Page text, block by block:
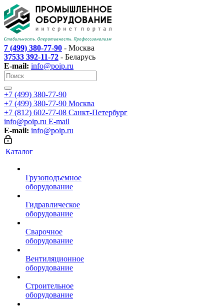
7 (499) 380-77-90 - Москва
37533 392-11-72 - Беларусь
E-mail: info@poip.ru
+7 (499) 380-77-90
+7 (499) 380-77-90 Москва
+7 (812) 602-77-08 Санкт-Петербург
info@poip.ru E-mail
E-mail: info@poip.ru
Каталог
Грузоподъемное
оборудование
Гидравлическое
оборудование
Сварочное
оборудование
Вентиляционное
оборудование
Строительное
оборудование